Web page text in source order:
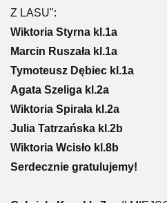
Z LASU":
Wiktoria Styrna kl.1a
Marcin Ruszała kl.1a
Tymoteusz Dębiec kl.1a
Agata Szeliga kl.2a
Wiktoria Spirała kl.2a
Julia Tatrzańska kl.2b
Wiktoria Wcisło kl.8b
Serdecznie gratulujemy!